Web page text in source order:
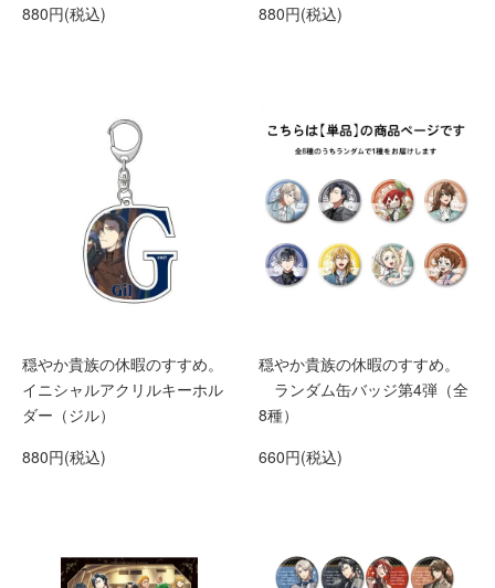
880円(税込)
880円(税込)
穏やか貴族の休暇のすすめ。
イニシャルアクリルキーホル
ダー（ジル）
880円(税込)
穏やか貴族の休暇のすすめ。
ランダム缶バッジ第4弾（全
8種）
660円(税込)